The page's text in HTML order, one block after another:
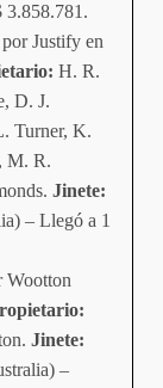
3.858.781.
Justify en
H. R.
D. J.
Turner, K.
M. R.
Jinete:
– Llegó a 1
Wootton
Jinete:
–